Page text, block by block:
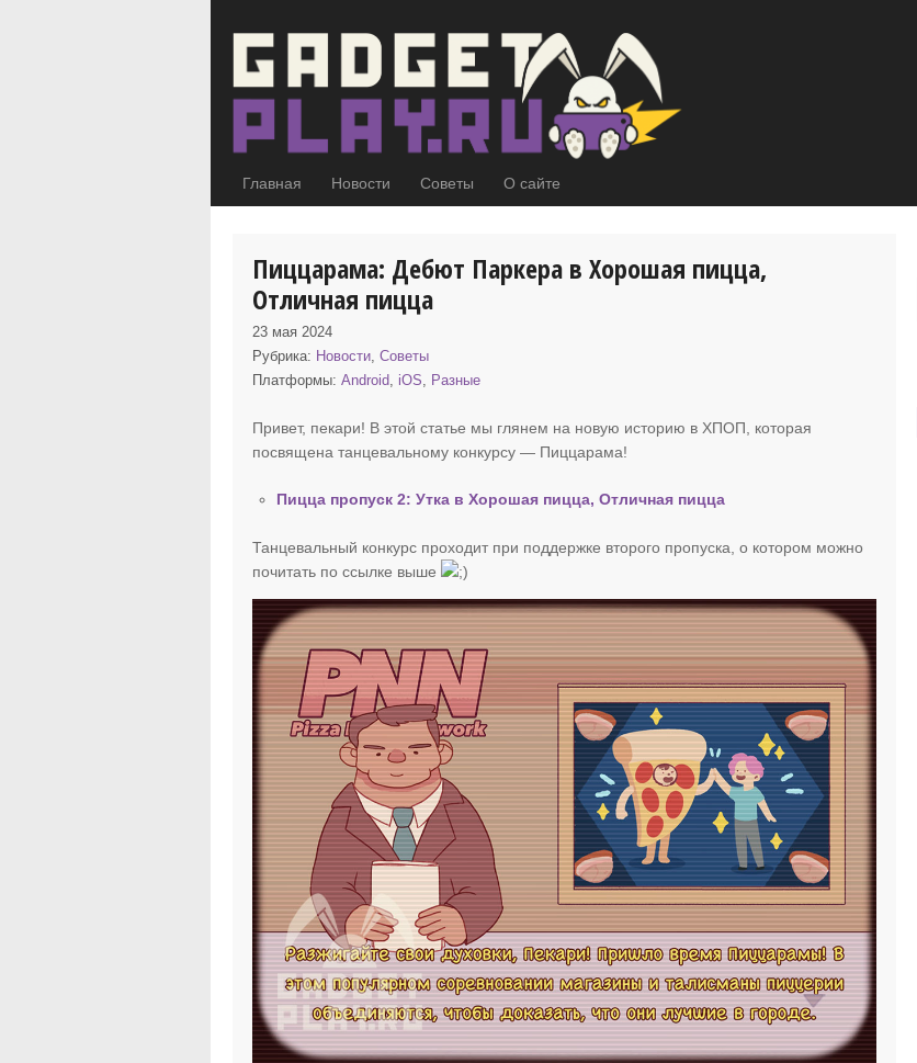
Главная Новости Советы О сайте
Пиццарама: Дебют Паркера в Хорошая пицца,
Отличная пицца
23 мая 2024
Рубрика: Новости,Советы
Платформы:Android, iOS, Разные
Привет, пекари! В этой статье мы глянем на новую историю в ХПОП , которая
посвящена танцевальному конкурсу — Пиццарама!
Пицца пропуск 2: Утка в Хорошая пицца, Отличная пицца
Танцевальный конкурс проходит при поддержке второго пропуска, о котором можно
почитать по ссылке выше